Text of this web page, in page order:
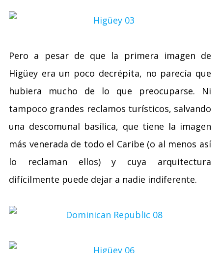
Pero a pesar de que la primera imagen de
Higüey era un poco decrépita, no parecía que
hubiera mucho de lo que preocuparse. Ni
tampoco grandes reclamos turísticos, salvando
una descomunal basílica, que tiene la imagen
más venerada de todo el Caribe (o al menos así
lo reclaman ellos) y cuya arquitectura
difícilmente puede dejar a nadie indiferente.